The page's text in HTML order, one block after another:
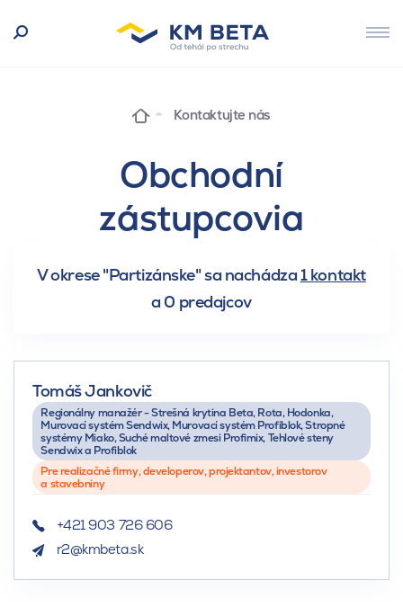
Kontaktujte nás
Obchodní
zástupcovia
V okrese "Partizánske" sa nachádza1 kontakt
a0 predajcov
Tomáš Jankovič
Regionálny manažér - Strešná krytina Beta, Rota, Hodonka,
Murovací systém Sendwix, Murovací systém Profiblok, Stropné
systémy Miako, Suché maltové zmesi Profimix, Tehlové steny
Sendwix a Profiblok
Pre realizačné firmy, developerov, projektantov, investorov
a stavebniny
+421 903 726 606
r2@kmbeta.sk